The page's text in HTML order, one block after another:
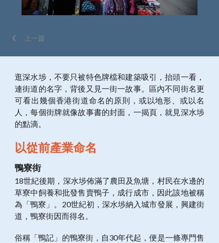
上一篇
逛深水埗，不要只被特色牌檔和建築吸引，抬頭一看，
連街道的名字，背後又見一街一故事。區內不同街名更
可看出幾個香港街道命名的原則，或以地形、或以名
人，每個街牌就像故事書的封面，一揭頁，就見深水埗
的點滴。
以從前產業命名
鴨寮街
18世紀後期，深水埗佈滿了農田及魚塘，村民在水邊的
草寮中飼養和批發售賣鴨子，成行成市，因此該地被稱
為「鴨寮」。20世紀初，深水埗納入城市發展，興建街
道，鴨寮街因而得名。
俗稱「鴨記」的鴨寮街，自30年代起，便是一條專門售